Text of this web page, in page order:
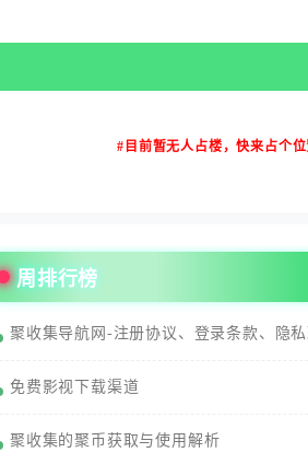
#目前暂无人占楼，快来占个
周排行榜
聚收集导航网-注册协议、登录条款、隐私
免费影视下载渠道
聚收集的聚币获取与使用解析